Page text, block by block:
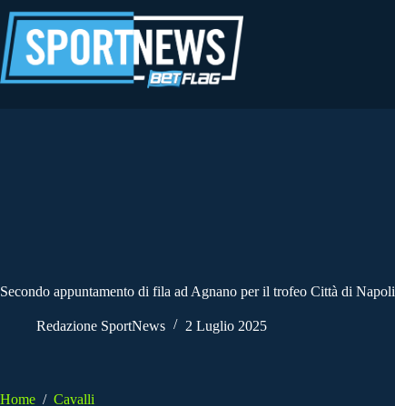
al
contenuto
Secondo appuntamento di fila ad Agnano per il trofeo Città di Napoli
Redazione SportNews 2 Luglio 2025
Home / Cavalli